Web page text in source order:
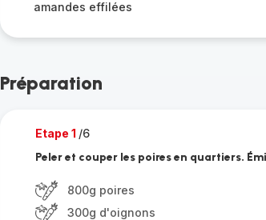
amandes effilées
Préparation
Etape 1 /6
Peler et couper les poires en quartiers.
800g poires
300g d'oignons